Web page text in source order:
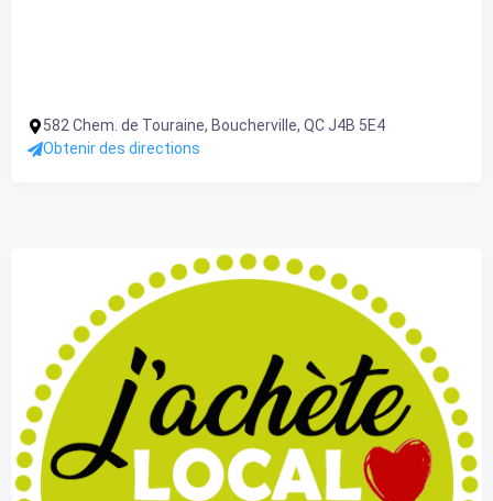
582 Chem. de Touraine, Boucherville, QC J4B 5E4
Obtenir des directions